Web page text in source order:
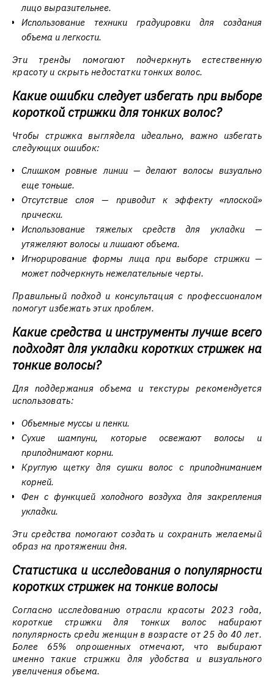
лицо выразительнее.
Использование техники градуировки для создания
объема и легкости.
Эти тренды помогают подчеркнуть естественную
красоту и скрыть недостатки тонких волос.
Какие ошибки следует избегать при выборе
короткой стрижки для тонких волос?
Чтобы стрижка выглядела идеально, важно избегать
следующих ошибок:
Слишком ровные линии — делают волосы визуально
еще тоньше.
Отсутствие слоя — приводит к эффекту «плоской»
прически.
Использование тяжелых средств для укладки —
утяжеляют волосы и лишают объема.
Игнорирование формы лица при выборе стрижки —
может подчеркнуть нежелательные черты.
Правильный подход и консультация с профессионалом
помогут избежать этих проблем.
Какие средства и инструменты лучше всего
подходят для укладки коротких стрижек на
тонкие волосы?
Для поддержания объема и текстуры рекомендуется
использовать:
Объемные муссы и пенки.
Сухие шампуни, которые освежают волосы и
приподнимают корни.
Круглую щетку для сушки волос с приподниманием
корней.
Фен с функцией холодного воздуха для закрепления
укладки.
Эти средства помогают создать и сохранить желаемый
образ на протяжении дня.
Статистика и исследования о популярности
коротких стрижек на тонкие волосы
Согласно исследованию отрасли красоты 2023 года,
короткие стрижки для тонких волос набирают
популярность среди женщин в возрасте от 25 до 40 лет.
Более 65% опрошенных отмечают, что выбирают
именно такие стрижки для удобства и визуального
увеличения объема.